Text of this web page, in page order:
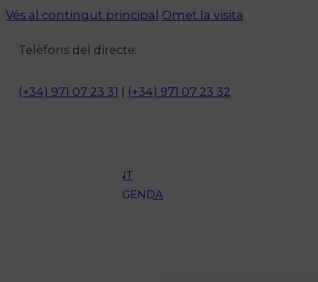
Vés al contingut principal Omet la visita
Telèfons del directe:
(+34) 971 07 23 31 (+34) 971 07 23 32
OCI
AMBIENT
AGENDA